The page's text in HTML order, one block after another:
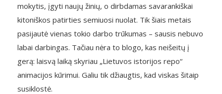
mokytis, įgyti naujų žinių, o dirbdamas savarankiškai
kitoniškos patirties semiuosi nuolat. Tik šiais metais
pasijautė vienas tokio darbo trūkumas – sausis nebuvo
labai darbingas. Tačiau nėra to blogo, kas neišeitų į
gerą: laisvą laiką skyriau „Lietuvos istorijos repo“
animacijos kūrimui. Galiu tik džiaugtis, kad viskas šitaip
susiklostė.